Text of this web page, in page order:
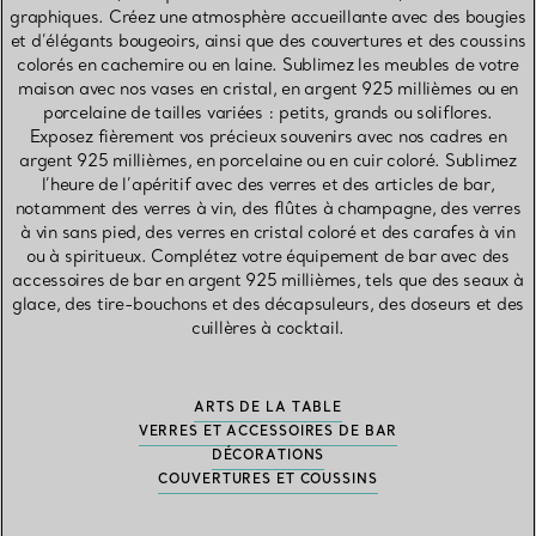
graphiques. Créez une atmosphère accueillante avec des bougies
et d’élégants bougeoirs, ainsi que des couvertures et des coussins
colorés en cachemire ou en laine. Sublimez les meubles de votre
maison avec nos vases en cristal, en argent 925 millièmes ou en
porcelaine de tailles variées : petits, grands ou soliflores.
Exposez fièrement vos précieux souvenirs avec nos cadres en
argent 925 millièmes, en porcelaine ou en cuir coloré. Sublimez
l’heure de l’apéritif avec des verres et des articles de bar,
notamment des verres à vin, des flûtes à champagne, des verres
à vin sans pied, des verres en cristal coloré et des carafes à vin
ou à spiritueux. Complétez votre équipement de bar avec des
accessoires de bar en argent 925 millièmes, tels que des seaux à
glace, des tire-bouchons et des décapsuleurs, des doseurs et des
cuillères à cocktail.
ARTS DE LA TABLE
VERRES ET ACCESSOIRES DE BAR
DÉCORATIONS
COUVERTURES ET COUSSINS